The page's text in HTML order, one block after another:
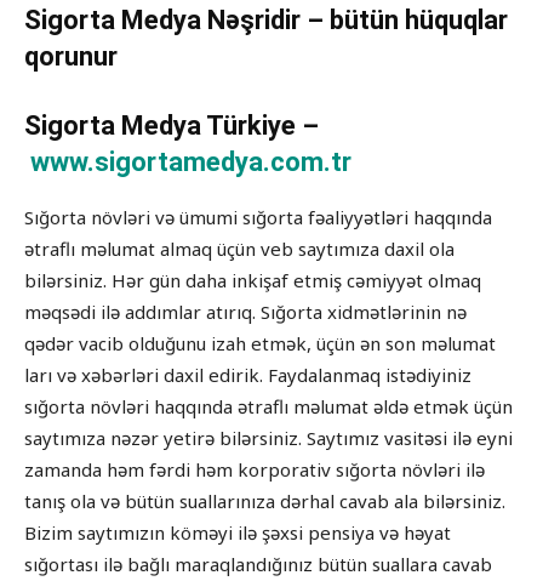
Sigorta Medya Nəşridir – bütün hüquqlar
qorunur
Sigorta Medya Türkiye –
www.sigortamedya.com.tr
Sığorta növləri və ümumi sığorta fəaliyyətləri haqqında
ətraflı məlumat almaq üçün veb saytımıza daxil ola
bilərsiniz. Hər gün daha inkişaf etmiş cəmiyyət olmaq
məqsədi ilə addımlar atırıq. Sığorta xidmətlərinin nə
qədər vacib olduğunu izah etmək, üçün ən son məlumat
ları və xəbərləri daxil edirik. Faydalanmaq istədiyiniz
sığorta növləri haqqında ətraflı məlumat əldə etmək üçün
saytımıza nəzər yetirə bilərsiniz. Saytımız vasitəsi ilə eyni
zamanda həm fərdi həm korporativ sığorta növləri ilə
tanış ola və bütün suallarınıza dərhal cavab ala bilərsiniz.
Bizim saytımızın köməyi ilə şəxsi pensiya və həyat
sığortası ilə bağlı maraqlandığınız bütün suallara cavab